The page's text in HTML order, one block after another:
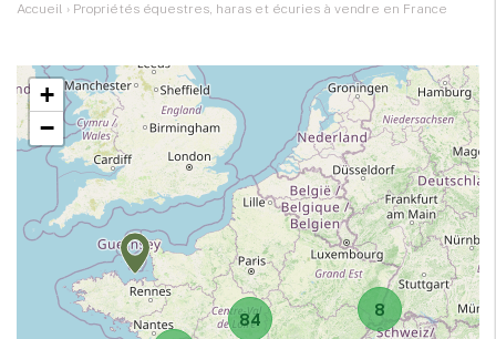
Accueil › Propriétés équestres, haras et écuries à vendre en France
8
84
+
−